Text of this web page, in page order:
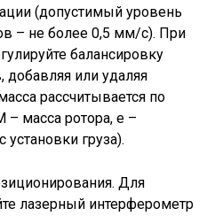
(допустимый уровень
– не более 0,5 мм/с). При
балансировку
или удаляя
рассчитывается по
– масса ротора, e –
установки груза).
Для
лазерный интерферометр